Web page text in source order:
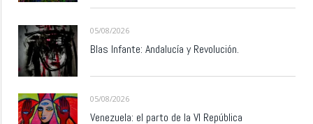
05/08/2026
Blas Infante: Andalucía y Revolución.
05/08/2026
Venezuela: el parto de la VI República